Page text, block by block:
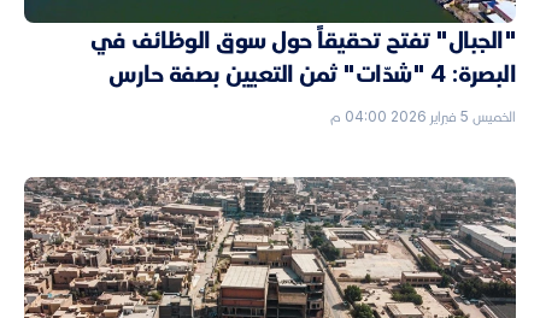
"الجبال" تفتح تحقيقاً حول سوق الوظائف في
البصرة: 4 "شدّات" ثمن التعيين بصفة حارس
الخميس 5 فبراير 2026 04:00 م